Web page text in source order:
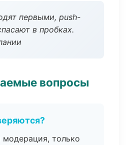
первыми, push-
в пробках.
вопросы
только